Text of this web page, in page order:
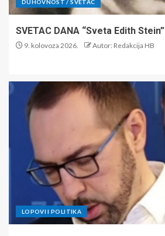
DUHOVNOST / SVETAC
SVETAC DANA “Sveta Edith Stein”
9. kolovoza 2026. Autor: Redakcija HB
LOPOVI I POLITIKA